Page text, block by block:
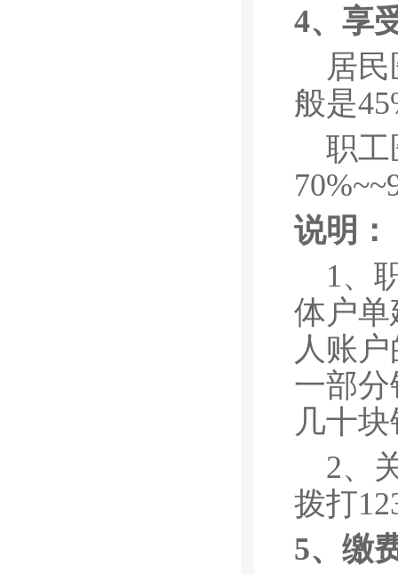
4、享
居
般是
职工
说明：
1、
体户
人账
一部
几十
2、
拨打
5、缴